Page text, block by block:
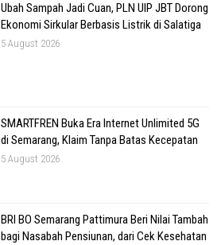
Ubah Sampah Jadi Cuan, PLN UIP JBT Dorong
Ekonomi Sirkular Berbasis Listrik di Salatiga
5 August 2026
SMARTFREN Buka Era Internet Unlimited 5G
di Semarang, Klaim Tanpa Batas Kecepatan
5 August 2026
BRI BO Semarang Pattimura Beri Nilai Tambah
bagi Nasabah Pensiunan, dari Cek Kesehatan